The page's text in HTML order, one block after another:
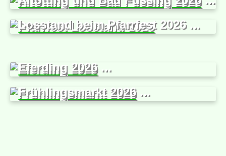
Losstand beim Pfarrfest 2026 ...
Eferding 2026 ...
Frühlingsmarkt 2026 ...